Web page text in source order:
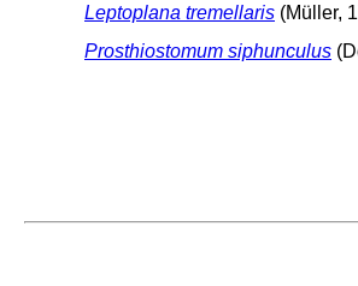
Leptoplana tremellaris (Müller,
Prosthiostomum siphunculus